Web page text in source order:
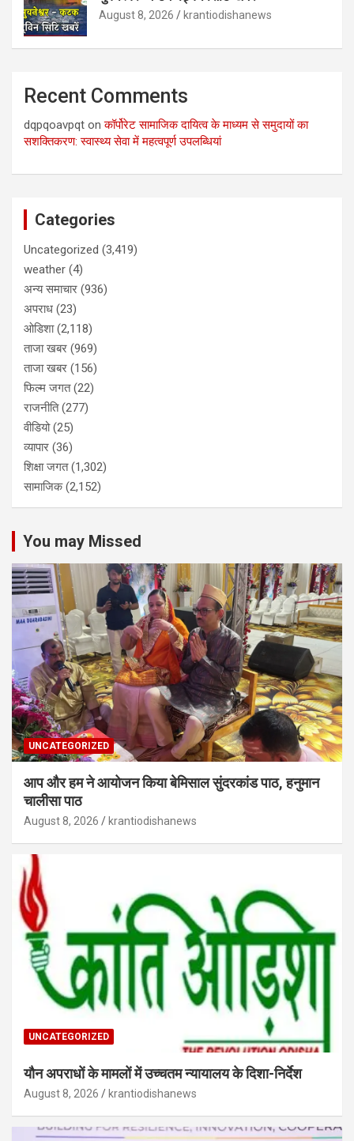
August 8, 2026 krantiodishanews
Recent Comments
dqpqoavpqt onकॉर्पोरेट सामाजिक दायित्व के माध्यम से समुदायों का
सशक्तिकरण: स्वास्थ्य सेवा में महत्वपूर्ण उपलब्धियां
Categories
Uncategorized (3,419)
weather (4)
अन्य समाचार (936)
अपराध (23)
ओडिशा(2,118)
ताजा खबर (969)
ताजा खबर (156)
फिल्म जगत(22)
राजनीति(277)
वीडियो(25)
व्यापार (36)
शिक्षा जगत(1,302)
सामाजिक(2,152)
You may Missed
UNCATEGORIZED
आप और हम ने आयोजन किया बेमिसाल सुंदरकांड पाठ, हनुमान
चालीसा पाठ
August 8, 2026 krantiodishanews
UNCATEGORIZED
यौन अपराधों के मामलों में उच्चतम न्यायालय के दिशा-निर्देश
August 8, 2026 krantiodishanews